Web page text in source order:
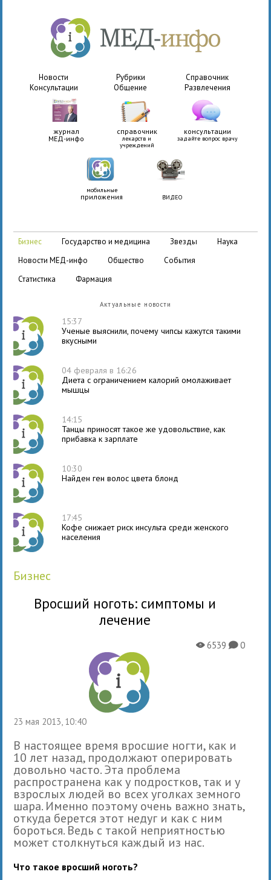
Новости Рубрики
Справочник
Консультации
Общение Развлечения
журнал
МЕД-инфо
справочник
лекарств и
учреждений
консультации
задайте вопрос врачу
мобильные
приложения ВИДЕО
бизнес государство и медицина звезды
наука
новости МЕД-инфо
общество
события
статистика
фармация
Актуальные новости
15:37
Ученые выяснили, почему чипсы кажутся такими
вкусными
04 февраля в 16:26
Диета с ограничением калорий омолаживает
мышцы
14:15
Танцы приносят такое же удовольствие, как
прибавка к зарплате
10:30
Найден ген волос цвета блонд
17:45
Кофе снижает риск инсульта среди женского
населения
бизнес
Вросший ноготь: симптомы и
лечение
23 мая 2013, 10:40
X6539K0
В настоящее время вросшие ногти, как и
10 лет назад, продолжают оперировать
довольно часто. Эта проблема
распространена как у подростков, так и у
взрослых людей во всех уголках земного
шара. Именно поэтому очень важно знать,
откуда берется этот недуг и как с ним
бороться. Ведь с такой неприятностью
может столкнуться каждый из нас.
Что такое вросший ноготь?